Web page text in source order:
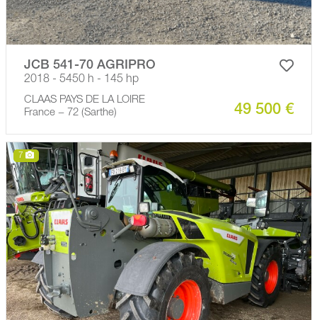
JCB 541-70 AGRIPRO
2018 - 5450 h - 145 hp
CLAAS PAYS DE LA LOIRE
France − 72 (Sarthe)
49 500 €
7